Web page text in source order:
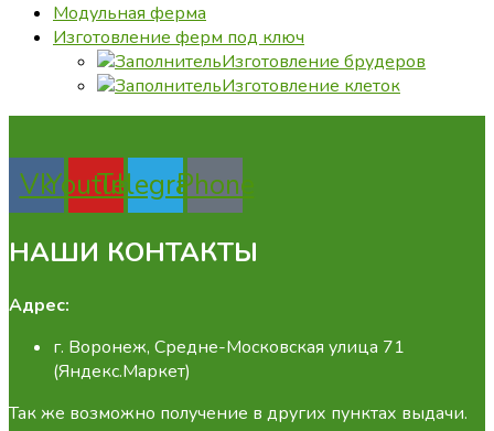
Модульная ферма
Изготовление ферм под ключ
Изготовление брудеров
Изготовление клеток
VkYoutubeTelegramPhone
НАШИ КОНТАКТЫ
Адрес:
г. Воронеж, Средне-Московская улица 71
(Яндекс.Маркет)
Так же возможно получение в других пунктах выдачи.